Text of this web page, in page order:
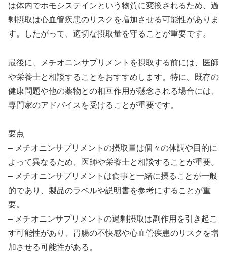
は体内でホモシステインという物質に変換されるため、過
剰摂取は心血管疾患のリスクを増加させる可能性がありま
す。したがって、適切な摂取量を守ることが重要です。
最後に、メチオニンサプリメントを摂取する前には、医師
や栄養士と相談することをおすすめします。特に、既存の
健康問題や他の薬物との相互作用が懸念される場合には、
専門家のアドバイスを受けることが重要です。
要点
– メチオニンサプリメントの摂取量は個々の体調や目的に
よって異なるため、医師や栄養士と相談することが重要。
– メチオニンサプリメントは食事と一緒に摂ることが一般
的であり、製品のラベルや説明書を参考にすることが重
要。
– メチオニンサプリメントの過剰摂取は副作用を引き起こ
す可能性があり、胃腸の不快感や心血管疾患のリスクを増
加させる可能性がある。